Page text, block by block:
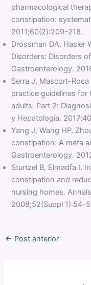
pharmacological
constipation:
2011;60(2):209-218.
Drossman DA, Hasler
Disorders: Disorders
Gastroenterology.
Serra J, Mascort-
practice guidelines
adults. Part 2:
y Hepatología.
Yang J, Wang HP,
constipation: A meta
Gastroenterology.
Sturtzel B, Elmadfa I.
constipation and
nursing homes.
2008;52(Suppl 1):54-
← Post anterior